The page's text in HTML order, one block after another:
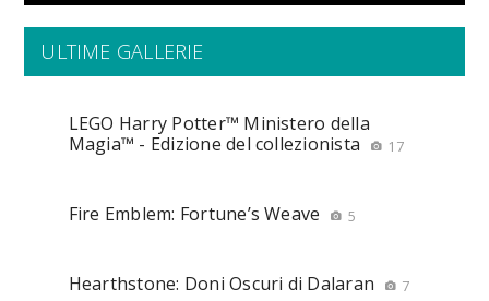
ULTIME GALLERIE
LEGO Harry Potter™ Ministero della
Magia™ - Edizione del collezionista
17
Fire Emblem: Fortune’s Weave 5
Hearthstone: Doni Oscuri di Dalaran 7